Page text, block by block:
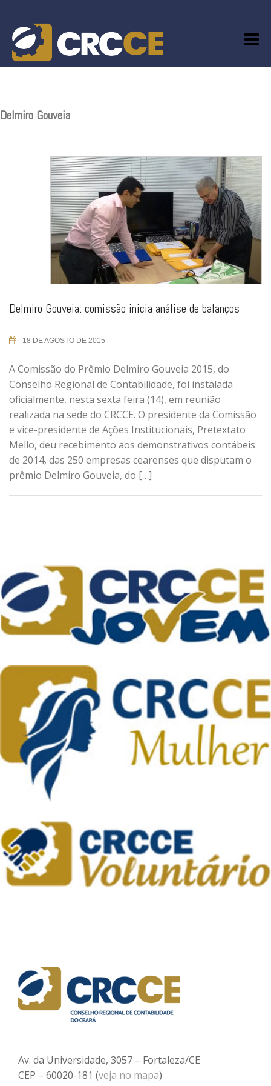
content
Delmiro Gouveia
Delmiro Gouveia: comissão inicia análise de balanços
18 DE AGOSTO DE 2015
A Comissão do Prêmio Delmiro Gouveia 2015, do
Conselho Regional de Contabilidade, foi instalada
oficialmente, nesta sexta feira (14), em reunião
realizada na sede do CRCCE. O presidente da Comissão
e vice-presidente de Ações Institucionais, Pretextato
Mello, deu recebimento aos demonstrativos contábeis
de 2014, das 250 empresas cearenses que disputam o
prêmio Delmiro Gouveia, do […]
Av. da Universidade, 3057 – Fortaleza/CE
CEP – 60020-181 (veja no mapa)